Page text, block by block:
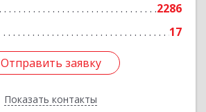
2286
17
Отправить заявку
Показать контакты
Отправить заявку
Назад